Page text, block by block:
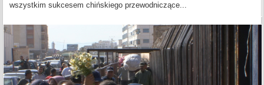
wszystkim sukcesem chińskiego przewodniczące...